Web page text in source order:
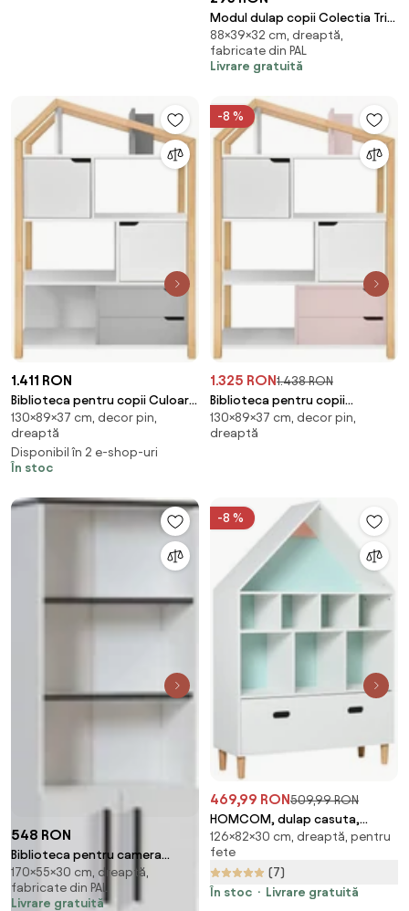
Modul dulap copii Colectia Trio
39x32x88 cm
88×39×32 cm, dreaptă,
fabricate din PAL
Livrare gratuită
1.411 RON
Biblioteca pentru copii Culoare
Alb-Gri / Pin,
MANHATTAN/PHOEBE
130×89×37 cm, decor pin,
dreaptă
Disponibil în 2 e-shop-uri
În stoc
-8 %
1.325 RON1.438 RON
Biblioteca pentru copii
MANHATTAN/PHOEBE FLAMINGO
roz
130×89×37 cm, decor pin,
dreaptă
548 RON
Biblioteca pentru camera
copiilor, 55x170x30 cm,
Colectia Infinity
170×55×30 cm, dreaptă,
fabricate din PAL
Livrare gratuită
-8 %
469,99 RON509,99 RON
HOMCOM, dulap casuta,
certificare netoxica, 82x30x126
cm | Aosom Romania
126×82×30 cm, dreaptă, pentru
fete
(7)
În stoc
Livrare gratuită